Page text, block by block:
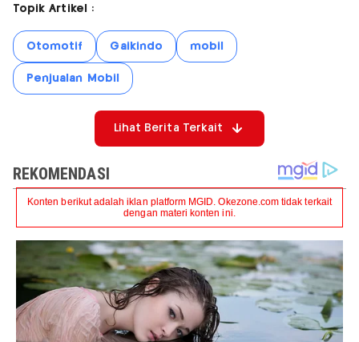
Topik Artikel :
Otomotif Gaikindo mobil
Penjualan Mobil
Lihat Berita Terkait